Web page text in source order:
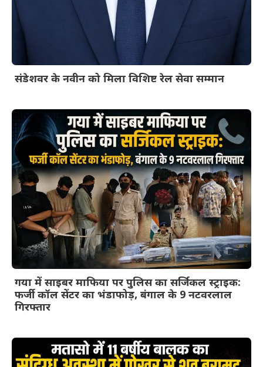
संडेशवर के नवीन को मिला विशिष्ट रेल सेवा सम्मान
गया में साइबर माफिया पर पुलिस का सर्जिकल स्ट्राइक:
फर्जी कॉल सेंटर का भंडाफोड़, बंगाल के 9 नटवरलाल
गिरफ्तार